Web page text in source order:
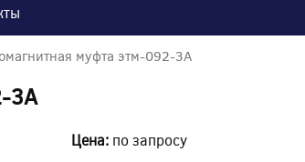
муфта этм-092-3А
3А
Цена: по запросу